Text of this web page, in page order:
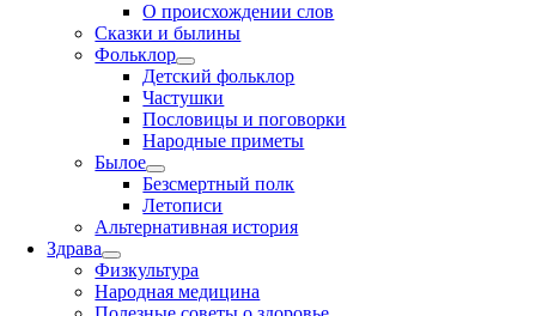
О происхождении слов
Сказки и былины
Фольклор
Детский фольклор
Частушки
Пословицы и поговорки
Народные приметы
Былое
Безсмертный полк
Летописи
Альтернативная история
Здрава
Физкультура
Народная медицина